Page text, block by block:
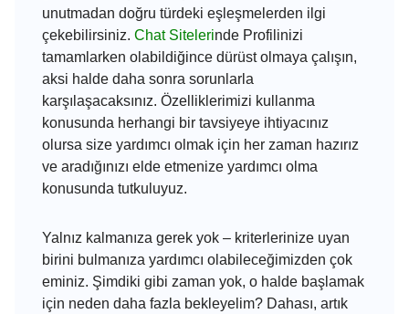
unutmadan doğru türdeki eşleşmelerden ilgi
çekebilirsiniz. Chat Sitelerinde Profilinizi
tamamlarken olabildiğince dürüst olmaya çalışın,
aksi halde daha sonra sorunlarla
karşılaşacaksınız. Özelliklerimizi kullanma
konusunda herhangi bir tavsiyeye ihtiyacınız
olursa size yardımcı olmak için her zaman hazırız
ve aradığınızı elde etmenize yardımcı olma
konusunda tutkuluyuz.
Yalnız kalmanıza gerek yok – kriterlerinize uyan
birini bulmanıza yardımcı olabileceğimizden çok
eminiz. Şimdiki gibi zaman yok, o halde başlamak
için neden daha fazla bekleyelim? Dahası, artık